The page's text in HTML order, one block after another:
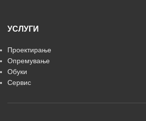
УСЛУГИ
Проектирање
Опремување
Обуки
Сервис